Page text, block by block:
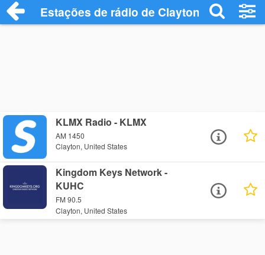
Estações de rádio de Clayton - Ouça
KLMX Radio - KLMX
AM 1450
Clayton, United States
Kingdom Keys Network -
KUHC
FM 90.5
Clayton, United States